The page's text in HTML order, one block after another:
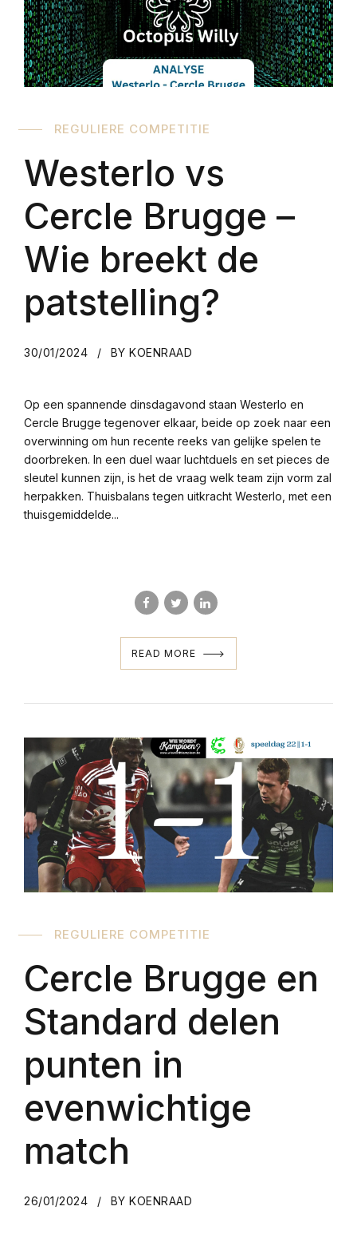
REGULIERE COMPETITIE
Westerlo vs
Cercle Brugge –
Wie breekt de
patstelling?
30/01/2024 BY KOENRAAD
Op een spannende dinsdagavond staan Westerlo en
Cercle Brugge tegenover elkaar, beide op zoek naar een
overwinning om hun recente reeks van gelijke spelen te
doorbreken. In een duel waar luchtduels en set pieces de
sleutel kunnen zijn, is het de vraag welk team zijn vorm zal
herpakken. Thuisbalans tegen uitkracht Westerlo, met een
thuisgemiddelde...
READ MORE
REGULIERE COMPETITIE
Cercle Brugge en
Standard delen
punten in
evenwichtige
match
26/01/2024 BY KOENRAAD